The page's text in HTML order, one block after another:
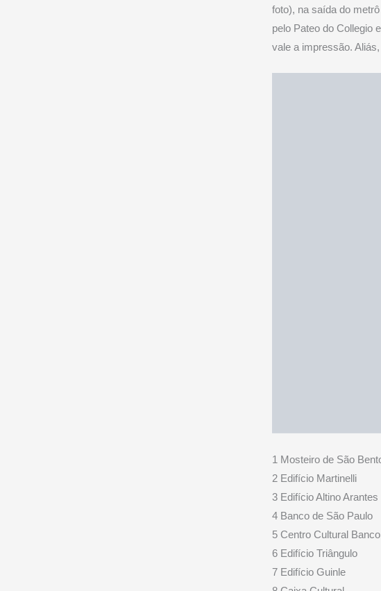
foto), na saída do
pelo Pateo do Collegio
vale a impressão.
1 Mosteiro de São
2 Edifício Martinelli
3 Edifício Altino Arantes
4 Banco de São Paulo
5 Centro Cultural
6 Edifício Triângulo
7 Edifício Guinle